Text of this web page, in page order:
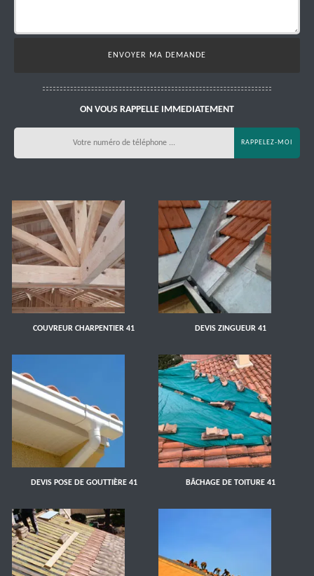
ON VOUS RAPPELLE IMMEDIATEMENT
COUVREUR CHARPENTIER 41 DEVIS ZINGUEUR 41
DEVIS POSE DE GOUTTIÈRE 41 BÂCHAGE DE TOITURE 41